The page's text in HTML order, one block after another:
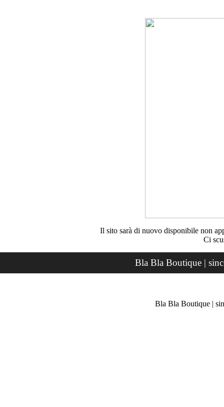
Il sito sarà di nuovo disponibile non
Ci
Bla Bla Boutique |
Bla Bla Boutique |